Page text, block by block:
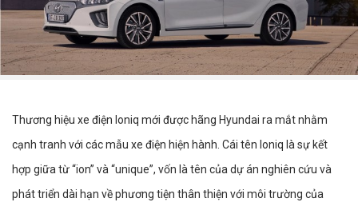
Thương hiệu xe điện Ioniq mới được hãng Hyundai ra mắt nhằm
cạnh tranh với các mẫu xe điện hiện hành. Cái tên Ioniq là sự kết
hợp giữa từ “ion” và “unique”, vốn là tên của dự án nghiên cứu và
phát triển dài hạn về phương tiện thân thiện với môi trường của